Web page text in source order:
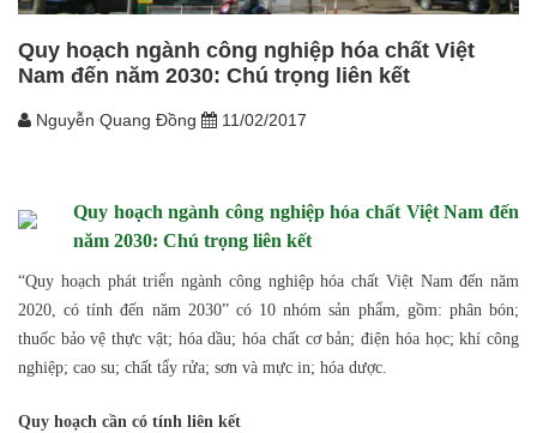
Quy hoạch ngành công nghiệp hóa chất Việt
Nam đến năm 2030: Chú trọng liên kết
Nguyễn Quang Đồng 11/02/2017
Quy hoạch ngành công nghiệp hóa chất Việt Nam đến
năm 2030: Chú trọng liên kết
“Quy hoạch phát triển ngành công nghiệp hóa chất Việt Nam đến năm
2020, có tính đến năm 2030” có 10 nhóm sản phẩm, gồm: phân bón;
thuốc bảo vệ thực vật; hóa dầu; hóa chất cơ bản; điện hóa học; khí công
nghiệp; cao su; chất tẩy rửa; sơn và mực in; hóa dược.
Quy hoạch cần có tính liên kết